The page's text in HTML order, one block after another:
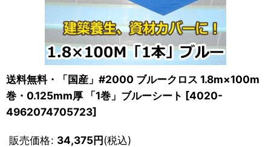
送料無料・「国産」#2000 ブルークロス 1.8m×100m
巻・0.125mm厚 「1巻」ブルーシート [4020-
4962074705723]
販売価格: 34,375円(税込)